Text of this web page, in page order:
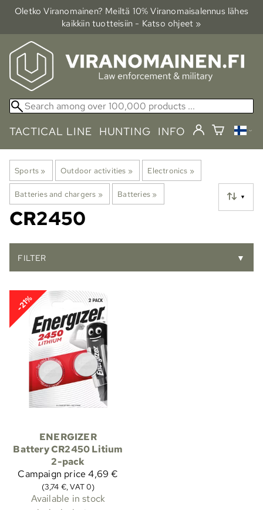
Oletko Viranomainen? Meiltä 10% Viranomais­alennus lähes
kaikkiin tuotteisiin - Katso ohjeet »
TACTICAL LINE HUNTING INFO
Sports ‪» Outdoor activities ‪» Electronics ‪»
Batteries and chargers ‪» Batteries ‪» ▼
CR2450
FILTER ▼
-21%
ENERGIZER
Battery CR2450 Litium
2-pack
Campaign price 4,69 €
(3,74 €, VAT 0)
Available in stock